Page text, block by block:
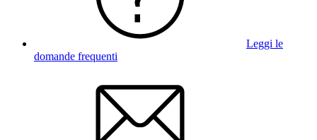
Leggi le
domande frequenti